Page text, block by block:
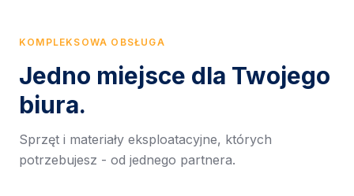
KOMPLEKSOWA OBSŁUGA
Jedno miejsce dla Twojego
biura.
Sprzęt i materiały eksploatacyjne, których
potrzebujesz - od jednego partnera.